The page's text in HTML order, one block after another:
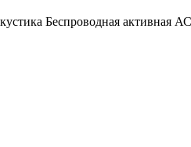
Беспроводная активная